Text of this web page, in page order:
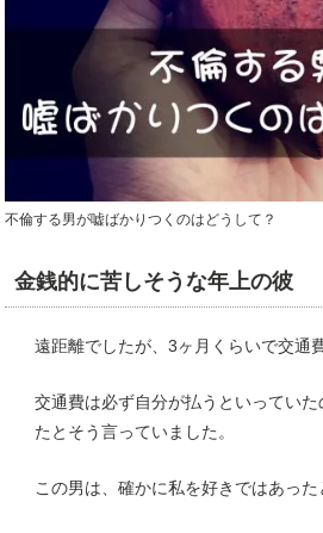
不倫する男が嘘ばかりつくのはどうして？
金銭的に苦しそうな年上の彼
遠距離でしたが、3ヶ月くらいで交通
交通費は必ず自分が払うといってい
たとそう言っていました。
この男は、確かに私を好きではあった